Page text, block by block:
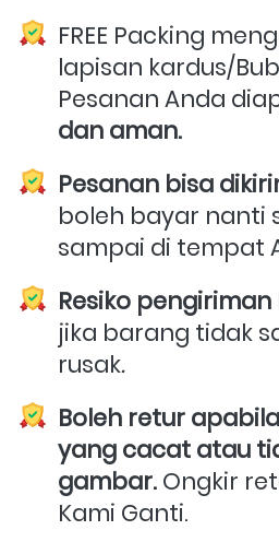
FREE Packing
lapisan kardus/
Pesanan Anda
dan aman.
Pesanan bisa
boleh bayar nanti
sampai di tempat
Resiko
jika barang tidak
rusak.
Boleh retur
yang cacat atau
gambar. Ongkir
Kami Ganti.